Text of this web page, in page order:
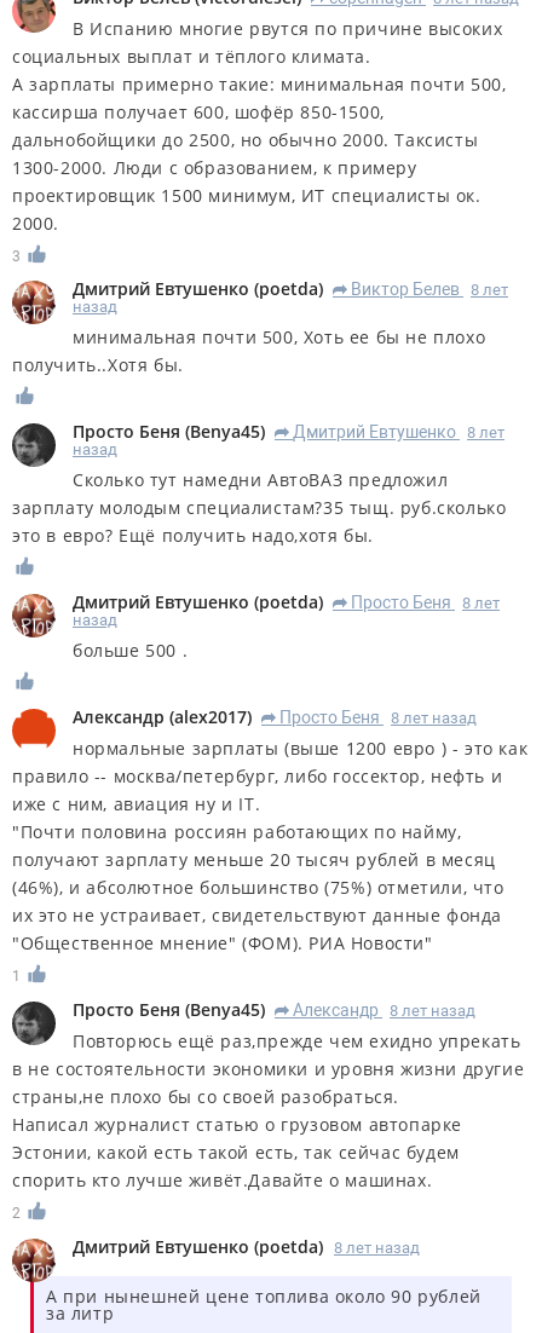
В Испанию многие рвутся по причине высоких
социальных выплат и тёплого климата.
А зарплаты примерно такие: минимальная почти 500,
кассирша получает 600, шофёр 850-1500,
дальнобойщики до 2500, но обычно 2000. Таксисты
1300-2000. Люди с образованием, к примеру
проектировщик 1500 минимум, ИТ специалисты ок.
2000.
3
Дмитрий Евтушенко (poetda) R Виктор Белев
8 лет
назад
минимальная почти 500, Хоть ее бы не плохо
получить..Хотя бы.
Просто Беня (Benya45) R Дмитрий Евтушенко 8 лет
назад
Сколько тут намедни АвтоВАЗ предложил
зарплату молодым специалистам?35 тыщ. руб.сколько
это в евро? Ещё получить надо,хотя бы.
Дмитрий Евтушенко (poetda) R Просто Беня
8 лет
назад
больше 500 .
Александр (alex2017) R Просто Беня 8 лет назад
нормальные зарплаты (выше 1200 евро ) - это как
правило -- москва/петербург, либо госсектор, нефть и
иже с ним, авиация ну и IT.
"Почти половина россиян работающих по найму,
получают зарплату меньше 20 тысяч рублей в месяц
(46%), и абсолютное большинство (75%) отметили, что
их это не устраивает, свидетельствуют данные фонда
"Общественное мнение" (ФОМ). РИА Новости"
1
Просто Беня (Benya45) R Александр 8 лет назад
Повторюсь ещё раз,прежде чем ехидно упрекать
в не состоятельности экономики и уровня жизни другие
страны,не плохо бы со своей разобраться.
Написал журналист статью о грузовом автопарке
Эстонии, какой есть такой есть, так сейчас будем
спорить кто лучше живёт.Давайте о машинах.
2
Дмитрий Евтушенко (poetda) 8 лет назад
А при нынешней цене топлива около 90 рублей
за литр